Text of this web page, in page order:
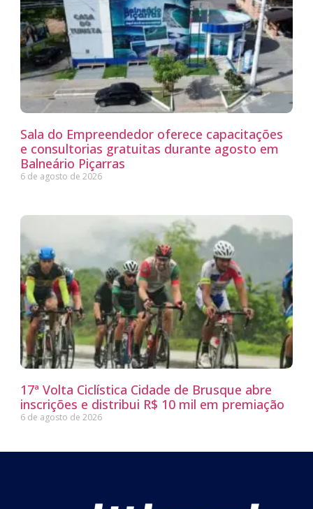
Sala do Empreendedor oferece capacitações
e consultorias gratuitas durante agosto em
Balneário Piçarras
6 de agosto de 2026
17ª Volta Ciclística Cidade de Brusque abre
inscrições e distribui R$ 10 mil em premiação
6 de agosto de 2026